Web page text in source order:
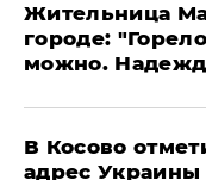
Жительница
городе:
можно.
В Косово
адрес Украины